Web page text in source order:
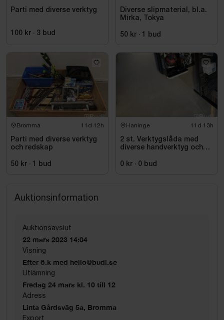
Parti med diverse verktyg
100 kr · 3 bud
Diverse slipmaterial, bl.a.
Mirka, Tokya
50 kr · 1 bud
Bromma 11d 12h
Parti med diverse verktyg
och redskap
50 kr · 1 bud
Haninge 11d 13h
2 st. Verktygslåda med
diverse handverktyg och
0 kr · 0 bud
Auktionsinformation
Auktionsavslut
22 mars 2023 14:04
Visning
Efter ö.k med hello@budi.se
Utlämning
Fredag 24 mars kl. 10 till 12
Adress
Linta Gårdsväg 5a, Bromma
Export